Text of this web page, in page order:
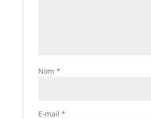
Nom *
E-mail *